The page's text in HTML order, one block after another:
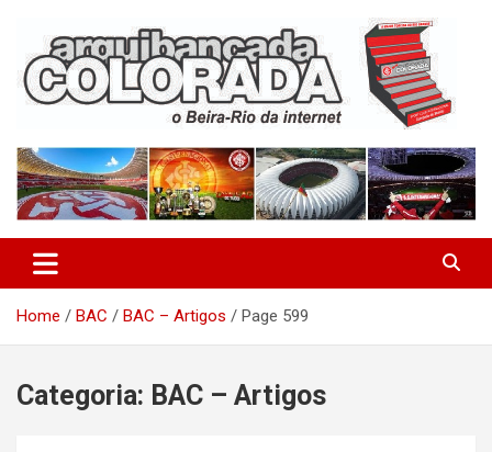
content
Arquibancada Colorada
Home BAC BAC – Artigos Page 599
Categoria: BAC – Artigos